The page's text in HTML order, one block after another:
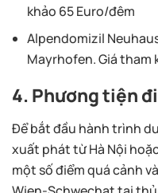
khảo 65 Euro/đêm
Alpendomizil
Mayrhofen. Giá tham
4. Phương tiện
Để bắt đầu hành trình
xuất phát từ Hà Nội
một số điểm quá cảnh